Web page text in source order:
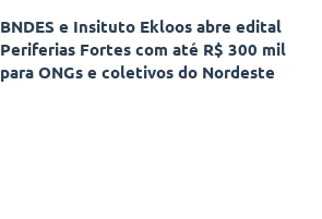
BNDES e Insituto Ekloos abre edital
Periferias Fortes com até R$ 300 mil
para ONGs e coletivos do Nordeste